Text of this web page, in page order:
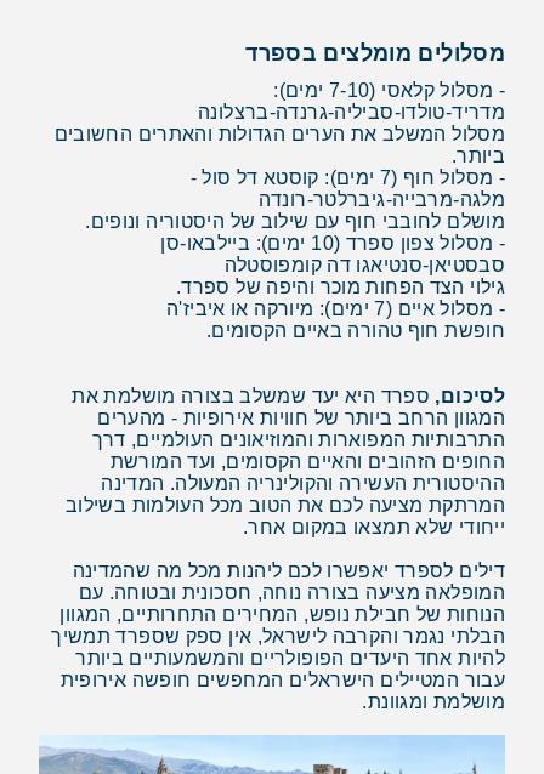
מסלולים מומלצים בספרד
- מסלול קלאסי (7-10 ימים):
מדריד-טולדו-סביליה-גרנדה-ברצלונה
מסלול המשלב את הערים הגדולות והאתרים החשובים
ביותר.
- מסלול חוף (7 ימים): קוסטא דל סול -
מלגה-מרבייה-גיברלטר-רונדה
מושלם לחובבי חוף עם שילוב של היסטוריה ונופים.
- מסלול צפון ספרד (10 ימים): ביילבאו-סן
סבסטיאן-סנטיאגו דה קומפוסטלה
גילוי הצד הפחות מוכר והיפה של ספרד.
- מסלול איים (7 ימים): מיורקה או איביז'ה
חופשת חוף טהורה באיים הקסומים.
לסיכום, ספרד היא יעד שמשלב בצורה מושלמת את
המגוון הרחב ביותר של חוויות אירופיות - מהערים
התרבותיות המפוארות והמוזיאונים העולמיים, דרך
החופים הזהובים והאיים הקסומים, ועד המורשת
ההיסטורית העשירה והקולינריה המעולה. המדינה
המרתקת מציעה לכם את הטוב מכל העולמות בשילוב
ייחודי שלא תמצאו במקום אחר.
דילים לספרד יאפשרו לכם ליהנות מכל מה שהמדינה
המופלאה מציעה בצורה נוחה, חסכונית ובטוחה. עם
הנוחות של חבילת נופש, המחירים התחרותיים, המגוון
הבלתי נגמר והקרבה לישראל, אין ספק שספרד תמשיך
להיות אחד היעדים הפופולריים והמשמעותיים ביותר
עבור המטיילים הישראלים המחפשים חופשה אירופית
מושלמת ומגוונת.